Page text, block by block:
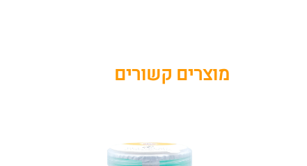
מוצרים קשורים